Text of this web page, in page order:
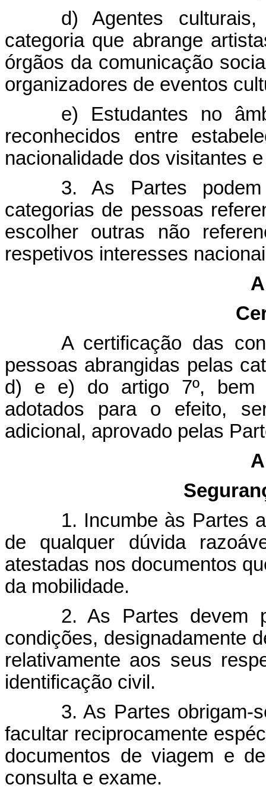
d) Agentes
categoria que abrange
órgãos da comunicação
organizadores de eventos
e) Estudantes no
reconhecidos entre
nacionalidade dos visitantes
3. As Partes
categorias de pessoas
escolher outras não
respetivos interesses
A certificação das
pessoas abrangidas pelas
d) e e) do artigo 7º, bem
adotados para o efeito,
adicional, aprovado pelas
1. Incumbe às Partes
de qualquer dúvida
atestadas nos documentos
da mobilidade.
2. As Partes devem
condições, designadamente
relativamente aos seus
identificação civil.
3. As Partes obrigam-
facultar reciprocamente
documentos de viagem e
consulta e exame.